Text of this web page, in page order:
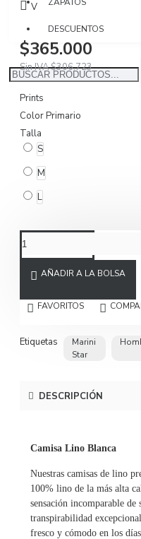
DESCUENTOS
Visto: 1163
$365.000
Sin IVA $306.723
Prints
Color Primario
Talla
S
M
L
AÑADIR A LA BOLSA
FAVORITOS
Etiquetas
Marini
Star
DESCRIPCIÓN
Camisa Lino Blanca
Nuestras camisas de lino
100% lino de la más alta
sensación incomparable
transpirabilidad
fresco y cómodo en los